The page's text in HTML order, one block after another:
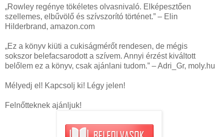
„Rowley regénye tökéletes olvasnivaló. Elképesztően
szellemes, elbűvölő és szívszorító történet.” – Elin
Hilderbrand, amazon.com
„Ez a könyv kiüti a cukiságmérőt rendesen, de mégis
sokszor belefacsarodott a szívem. Annyi érzést kiváltott
belőlem ez a könyv, csak ajánlani tudom.” – Adri_Gr, moly.hu
Mélyedj el! Kapcsolj ki! Légy jelen!
Felnőtteknek ajánljuk!